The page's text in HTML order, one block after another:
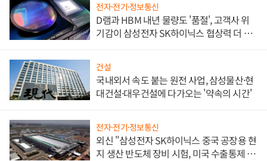
전자·전기·정보통신
D램과 HBM 내년 물량도 '품절', 고객사 위
기감이 삼성전자 SK하이닉스 협상력 더 키
건설
국내외서 속도 붙는 원전 사업, 삼성물산·현
대건설·대우건설에 다가오는 '약속의 시간'
전자·전기·정보통신
외신 "삼성전자 SK하이닉스 중국 공장용 현
지 생산 반도체 장비 시험, 미국 수출통제 대